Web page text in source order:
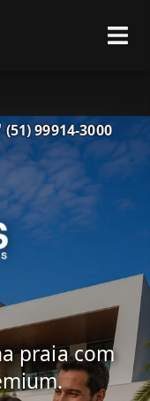
(51) 99914-3000
praia com